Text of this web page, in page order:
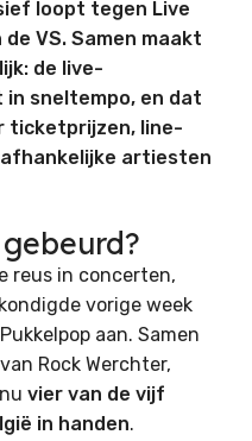
loopt tegen Live
VS. Samen maakt
de live-
sneltempo, en dat
ticketprijzen, line-
artiesten
reus in concerten,
vorige week
aan. Samen
Rock Werchter,
vier van de vijf
in handen.